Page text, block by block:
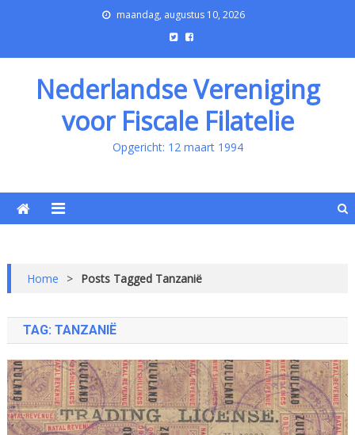
maandag, augustus 10, 2026
Nederlandse Vereniging
voor Fiscale Filatelie
Opgericht: 12 maart 1994
Home > Posts Tagged Tanzanië
TAG: TANZANIË